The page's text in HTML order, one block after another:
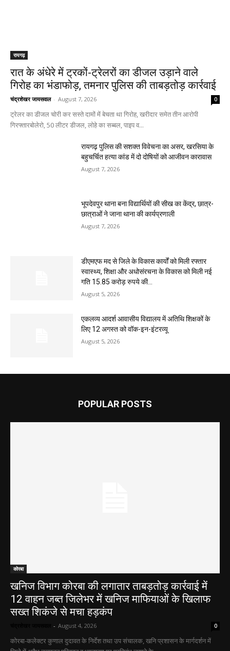
रायगढ़
रात के अंधेरे में ट्रकों-ट्रेलरों का डीजल उड़ाने वाले
गिरोह का भंडाफोड़, तमनार पुलिस की ताबड़तोड़ कार्रवाई
चंद्रशेखर जायसवाल - August 7, 2026 0
ट्रेलर का डीजल चोरी कर सस्ते दामों में बेचता था गिरोह, खरीदार समेत तीन आरोपी
गिरफ्तारबोलेरो, 50 लीटर डीजल, लोहे का सब्बल, पाइप व...
रायगढ़ पुलिस की सशक्त विवेचना का असर, खरसिया के
बहुचर्चित हत्या कांड में दो दोषियों को आजीवन कारावास
August 7, 2026
भूपदेवपुर थाना बना विद्यार्थियों की सीख का केंद्र, छात्र-
छात्राओं ने जाना थाना की कार्यप्रणाली
August 7, 2026
डीएमएफ मद से जिले के विकास कार्यों को मिली रफ्तार
स्वास्थ्य, शिक्षा और अधोसंरचना के विकास को मिली नई
गति 15.85 करोड़ रुपये की...
August 5, 2026
एकलव्य आदर्श आवासीय विद्यालय में अतिथि शिक्षकों के
लिए 12 अगस्त को वॉक-इन-इंटरव्यू
August 5, 2026
POPULAR POSTS
कोरबा
खनिज विभाग कोरबा की लगातार ताबड़तोड़ कार्रवाई में
12 वाहन जब्त जिलेभर में खनिज माफियाओं के खिलाफ
सख्त शिकंजे से मचा हड़कंप
- August 4, 2026 0
कोरबा-कलेक्टर कुणाल दुदावत के निर्देश तथा उप संचालक, खनि प्रशासन के मार्गदर्शन में